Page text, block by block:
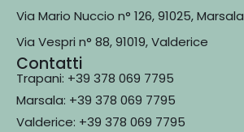
Via Mario Nuccio n° 126, 91025, Marsala
Via Vespri n° 88, 91019, Valderice
Contatti
Trapani: +39 378 069 7795
Marsala: +39 378 069 7795
Valderice: +39 378 069 7795